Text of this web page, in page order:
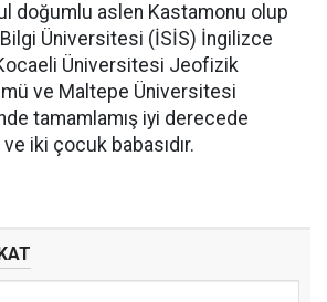
doğumlu aslen Kastamonu olup
Üniversitesi (İSİS) İngilizce
Üniversitesi Jeofizik
ve Maltepe Üniversitesi
tamamlamış iyi derecede
iki çocuk babasıdır.